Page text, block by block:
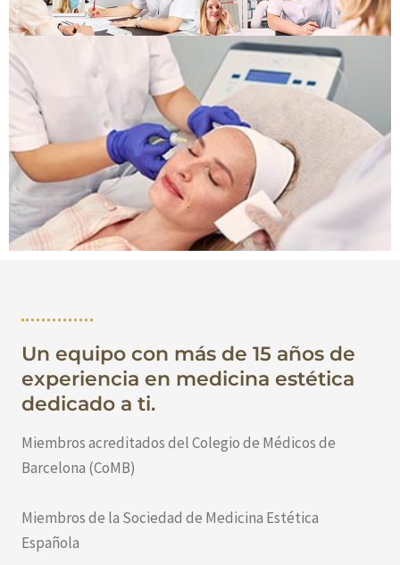
Un equipo con más de 15 años de
experiencia en medicina estética
dedicado a ti.
Miembros acreditados del Colegio de Médicos de
Barcelona (CoMB)
Miembros de la Sociedad de Medicina Estética
Española